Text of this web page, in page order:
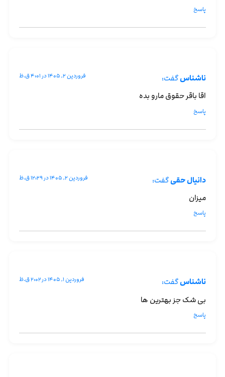
پاسخ
ناشناسگفت: فروردین ۲, ۱۴۰۵ در ۴:۰۱ ق.ظ
اقا باقر حقوق مارو بده
پاسخ
دانیال حقیگفت: فروردین ۲, ۱۴۰۵ در ۱۲:۲۹ ق.ظ
میزان
پاسخ
ناشناسگفت: فروردین ۱, ۱۴۰۵ در ۲:۰۲ ق.ظ
بی شک جز بهترین ها
پاسخ